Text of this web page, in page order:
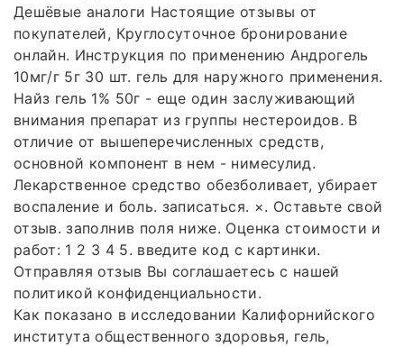
Дешёвые аналоги Настоящие отзывы от
покупателей, Круглосуточное бронирование
онлайн. Инструкция по применению Андрогель
10мг/г 5г 30 шт. гель для наружного применения.
Найз гель 1% 50г - еще один заслуживающий
внимания препарат из группы нестероидов. В
отличие от вышеперечисленных средств,
основной компонент в нем - нимесулид.
Лекарственное средство обезболивает, убирает
воспаление и боль. записаться. ×. Оставьте свой
отзыв. заполнив поля ниже. Оценка стоимости и
работ: 1 2 3 4 5. введите код с картинки.
Отправляя отзыв Вы соглашаетесь с нашей
политикой конфиденциальности.
Как показано в исследовании Калифорнийского
института общественного здоровья, гель,